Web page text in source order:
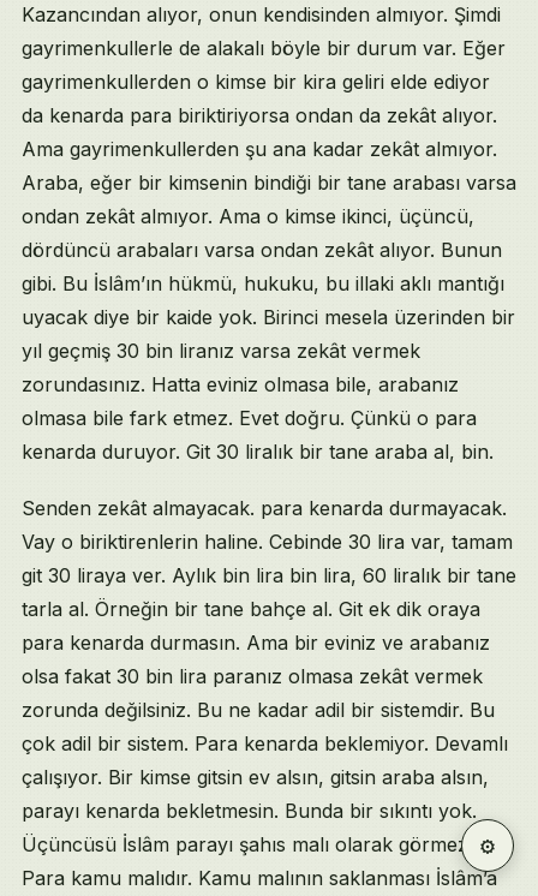
Kazancından alıyor, onun kendisinden almıyor. Şimdi
gayrimenkullerle de alakalı böyle bir durum var. Eğer
gayrimenkullerden o kimse bir kira geliri elde ediyor
da kenarda para biriktiriyorsa ondan da zekât alıyor.
Ama gayrimenkullerden şu ana kadar zekât almıyor.
Araba, eğer bir kimsenin bindiği bir tane arabası varsa
ondan zekât almıyor. Ama o kimse ikinci, üçüncü,
dördüncü arabaları varsa ondan zekât alıyor. Bunun
gibi. Bu İslâm’ın hükmü, hukuku, bu illaki aklı mantığı
uyacak diye bir kaide yok. Birinci mesela üzerinden bir
yıl geçmiş 30 bin liranız varsa zekât vermek
zorundasınız. Hatta eviniz olmasa bile, arabanız
olmasa bile fark etmez. Evet doğru. Çünkü o para
kenarda duruyor. Git 30 liralık bir tane araba al, bin.
Senden zekât almayacak. para kenarda durmayacak.
Vay o biriktirenlerin haline. Cebinde 30 lira var, tamam
git 30 liraya ver. Aylık bin lira bin lira, 60 liralık bir tane
tarla al. Örneğin bir tane bahçe al. Git ek dik oraya
para kenarda durmasın. Ama bir eviniz ve arabanız
olsa fakat 30 bin lira paranız olmasa zekât vermek
zorunda değilsiniz. Bu ne kadar adil bir sistemdir. Bu
çok adil bir sistem. Para kenarda beklemiyor. Devamlı
çalışıyor. Bir kimse gitsin ev alsın, gitsin araba alsın,
parayı kenarda bekletmesin. Bunda bir sıkıntı yok.
Üçüncüsü İslâm parayı şahıs malı olarak görmez.
Para kamu malıdır. Kamu malının saklanması İslâm’a
⚙